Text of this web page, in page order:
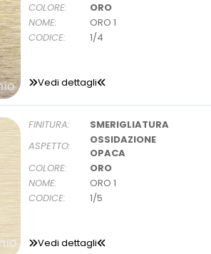
COLORE:
ORO
NOME:
ORO 1
CODICE:
1/4
Vedi dettagli
FINITURA:
SMERIGLIATURA
ASPETTO:
OSSIDAZIONE
OPACA
COLORE:
ORO
NOME:
ORO 1
CODICE:
1/5
Vedi dettagli